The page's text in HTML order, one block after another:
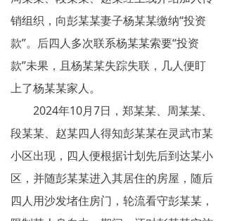
求助专区
大学生专栏
传销骗术
相关处罚
传销案例
违规直销
销组织，向彭某某妻子杨某某缴纳“投资
款”。后四人多次联系杨某某索要“投资
款”未果，且杨某某失踪失联，几人便盯
上了杨某某家人。
2024年10月7日，郑某某、周某某、
段某某、赵某四人得知彭某某在灵武市某
小区出现，四人便根据计划先后到达某小
区，并随彭某某进入其居住的房屋，随后
四人用沙发堵住房门，轮流看守彭某某，